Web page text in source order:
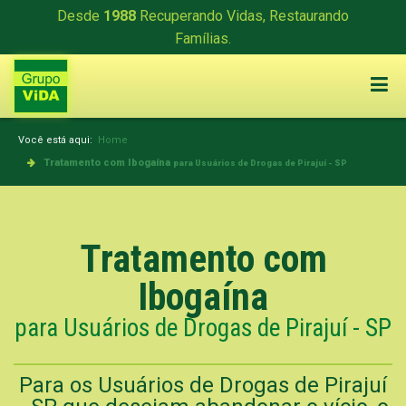
Desde 1988 Recuperando Vidas, Restaurando
Famílias.
Você está aqui: Home
Tratamento com Ibogaína para Usuários de Drogas de Pirajuí - SP
Tratamento com
Ibogaína
para Usuários de Drogas de Pirajuí - SP
Para os Usuários de Drogas de Pirajuí